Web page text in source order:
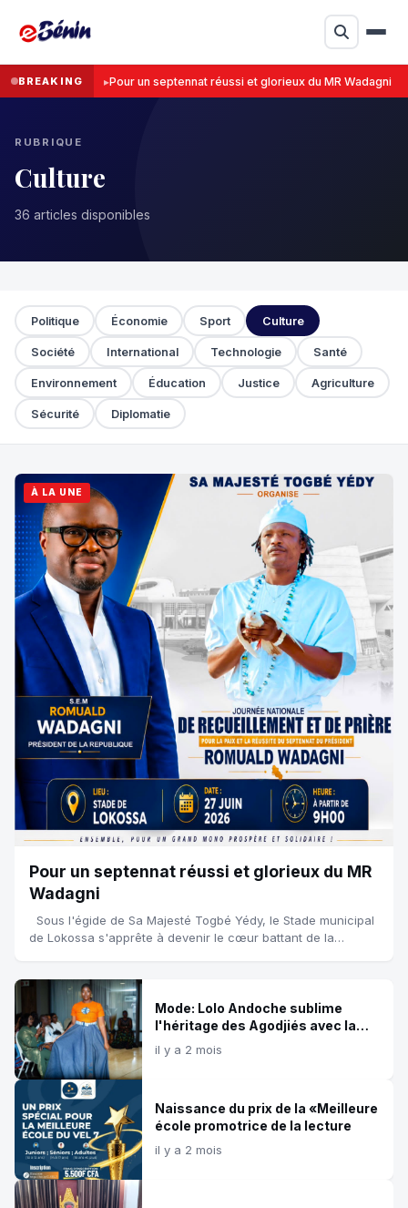
BREAKING Pour un septennat réussi et glorieux du MR Wadagni
RUBRIQUE
Culture
36 articles disponibles
Politique Économie Sport Culture
Société International Technologie Santé
Environnement Éducation Justice Agriculture
Sécurité Diplomatie
À LA UNE
Pour un septennat réussi et glorieux du MR
Wadagni
Sous l'égide de Sa Majesté Togbé Yédy, le Stade municipal
de Lokossa s'apprête à devenir le cœur battant de la
Mode: Lolo Andoche sublime
l'héritage des Agodjiés avec la
collection ''Agodjiés by Lolo''
il y a 2 mois
Naissance du prix de la «Meilleure
école promotrice de la lecture
il y a 2 mois